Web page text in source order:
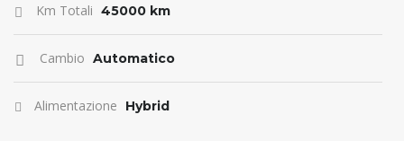
Km Totali 45000 km
Cambio Automatico
Alimentazione Hybrid